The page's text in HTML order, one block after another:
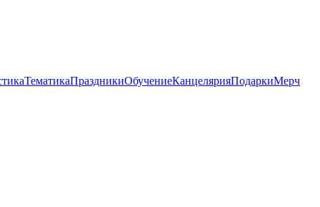
ТематикаПраздникиОбучениеКанцелярияПодаркиМерч